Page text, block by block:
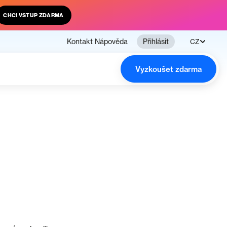
CHCI VSTUP ZDARMA
Kontakt Nápověda Přihlásit CZ
Vyzkoušet zdarma